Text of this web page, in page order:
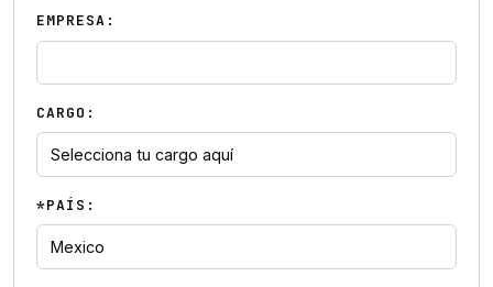
EMPRESA:
CARGO:
*PAÍS: